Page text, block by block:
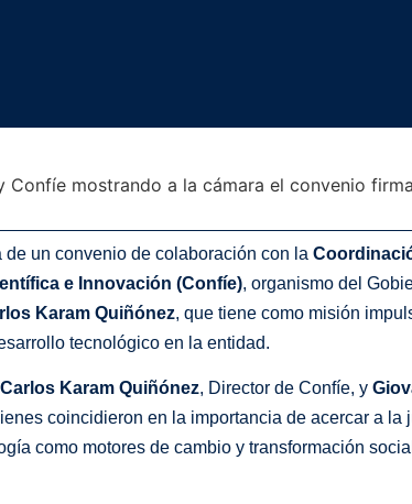
un convenio de colaboración con la
e Innovación (Confíe), organismo del
Karam Quiñónez, que tiene como misión
tecnológico en la entidad.
Carlos Karam Quiñónez, Director de Confíe, y
coincidieron en la importancia de acercar a la
como motores de cambio y transformación